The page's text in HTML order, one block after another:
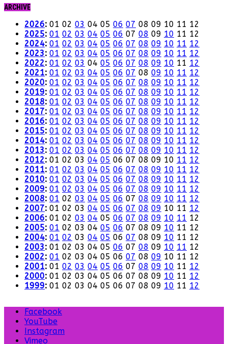
ARCHIVE
2026: 01 02 03 04 05 06 07 08 09 10 11 12
2025: 01 02 03 04 05 06 07 08 09 10 11 12
2024: 01 02 03 04 05 06 07 08 09 10 11 12
2023: 01 02 03 04 05 06 07 08 09 10 11 12
2022: 01 02 03 04 05 06 07 08 09 10 11 12
2021: 01 02 03 04 05 06 07 08 09 10 11 12
2020: 01 02 03 04 05 06 07 08 09 10 11 12
2019: 01 02 03 04 05 06 07 08 09 10 11 12
2018: 01 02 03 04 05 06 07 08 09 10 11 12
2017: 01 02 03 04 05 06 07 08 09 10 11 12
2016: 01 02 03 04 05 06 07 08 09 10 11 12
2015: 01 02 03 04 05 06 07 08 09 10 11 12
2014: 01 02 03 04 05 06 07 08 09 10 11 12
2013: 01 02 03 04 05 06 07 08 09 10 11 12
2012: 01 02 03 04 05 06 07 08 09 10 11 12
2011: 01 02 03 04 05 06 07 08 09 10 11 12
2010: 01 02 03 04 05 06 07 08 09 10 11 12
2009: 01 02 03 04 05 06 07 08 09 10 11 12
2008: 01 02 03 04 05 06 07 08 09 10 11 12
2007: 01 02 03 04 05 06 07 08 09 10 11 12
2006: 01 02 03 04 05 06 07 08 09 10 11 12
2005: 01 02 03 04 05 06 07 08 09 10 11 12
2004: 01 02 03 04 05 06 07 08 09 10 11 12
2003: 01 02 03 04 05 06 07 08 09 10 11 12
2002: 01 02 03 04 05 06 07 08 09 10 11 12
2001: 01 02 03 04 05 06 07 08 09 10 11 12
2000: 01 02 03 04 05 06 07 08 09 10 11 12
1999: 01 02 03 04 05 06 07 08 09 10 11 12
Facebook
YouTube
Instagram
Vimeo